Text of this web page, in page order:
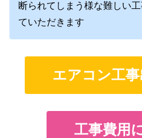
断られてしまう様な難しい
ていただきます
エアコン工
工事費用